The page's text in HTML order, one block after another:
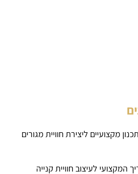
מקצועיים ליצירת חוויית מגורים
המקצועי לעיצוב חוויית קנייה